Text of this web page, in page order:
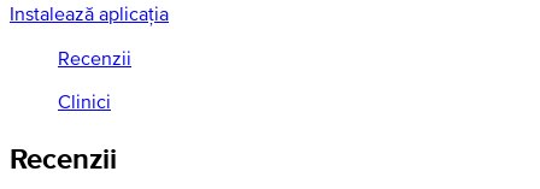
Instalează aplicația
Recenzii
Clinici
Recenzii